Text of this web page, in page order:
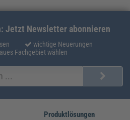
Jetzt Newsletter abonnieren
wichtige Neuerungen
Fachgebiet wählen
Produktlösungen